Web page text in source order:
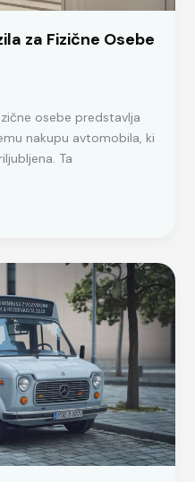
za Fizične Osebe
osebe predstavlja
nakupu avtomobila, ki
Ta